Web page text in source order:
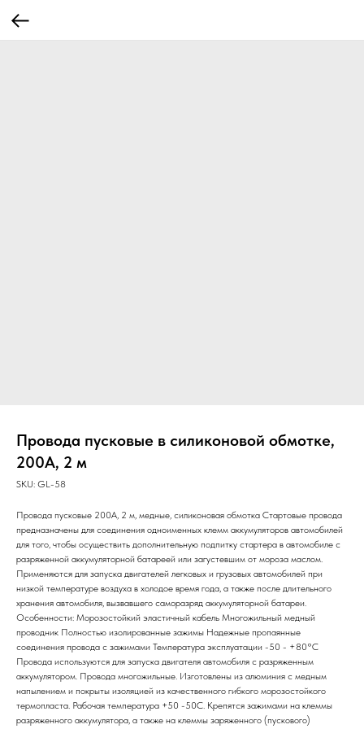
Провода пусковые в силиконовой обмотке,
200А, 2 м
SKU: GL-58
Провода пусковые 200А, 2 м, медные, силиконовая обмотка Стартовые провода
предназначены для соединения одноименных клемм аккумуляторов автомобилей
для того, чтобы осуществить дополнительную подпитку стартера в автомобиле с
разряженной аккумуляторной батареей или загустевшим от мороза маслом.
Применяются для запуска двигателей легковых и грузовых автомобилей при
низкой температуре воздуха в холодое время года, а также после длительного
хранения автомобиля, вызвавшего саморазряд аккумуляторной батареи.
Особенности: Морозостойкий эластичный кабель Многожильный медный
проводник Полностью изолированные зажимы Надежные пропаянные
соединения провода с зажимами Температура эксплуатации -50 - +80°С
Провода используются для запуска двигателя автомобиля с разряженным
аккумулятором. Провода многожильные. Изготовлены из алюминия с медным
напылением и покрыты изоляцией из качественного гибкого морозостойкого
термопласта. Рабочая температура +50 -50С. Крепятся зажимами на клеммы
разряженного аккумулятора, а также на клеммы заряженного (пускового)